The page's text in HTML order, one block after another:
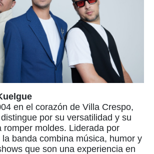
en el corazón de Villa Crespo,
por su versatilidad y su
romper moldes. Liderada por
la banda combina música, humor y
que son una experiencia en